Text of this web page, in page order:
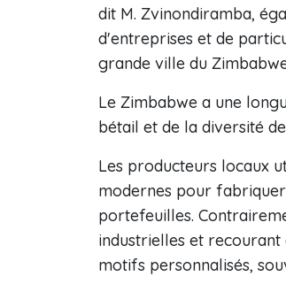
dit M. Zvinondiramba,
d'entreprises et de
grande ville du
Le Zimbabwe a une
bétail et de la diversité
Les producteurs locaux
modernes pour fabriquer
portefeuilles.
industrielles et recourant
motifs personnalisés,